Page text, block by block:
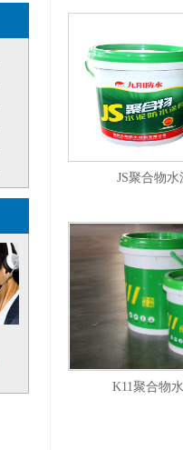
JS聚合物
K11聚合物